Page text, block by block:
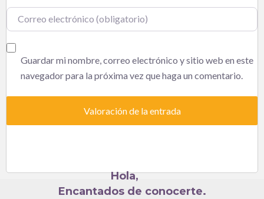
Correo electrónico
Guardar mi nombre, correo electrónico y sitio web en este
navegador para la próxima vez que haga un comentario.
Hola,
Encantados de conocerte.